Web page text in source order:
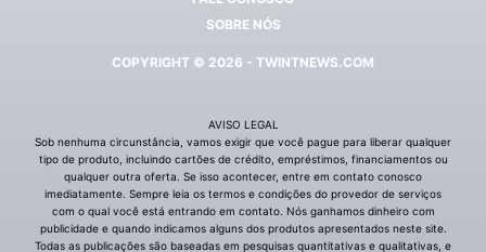
SOBRE NÓS
COPYRIGHT © 2026 - TWINTNEWS.COM